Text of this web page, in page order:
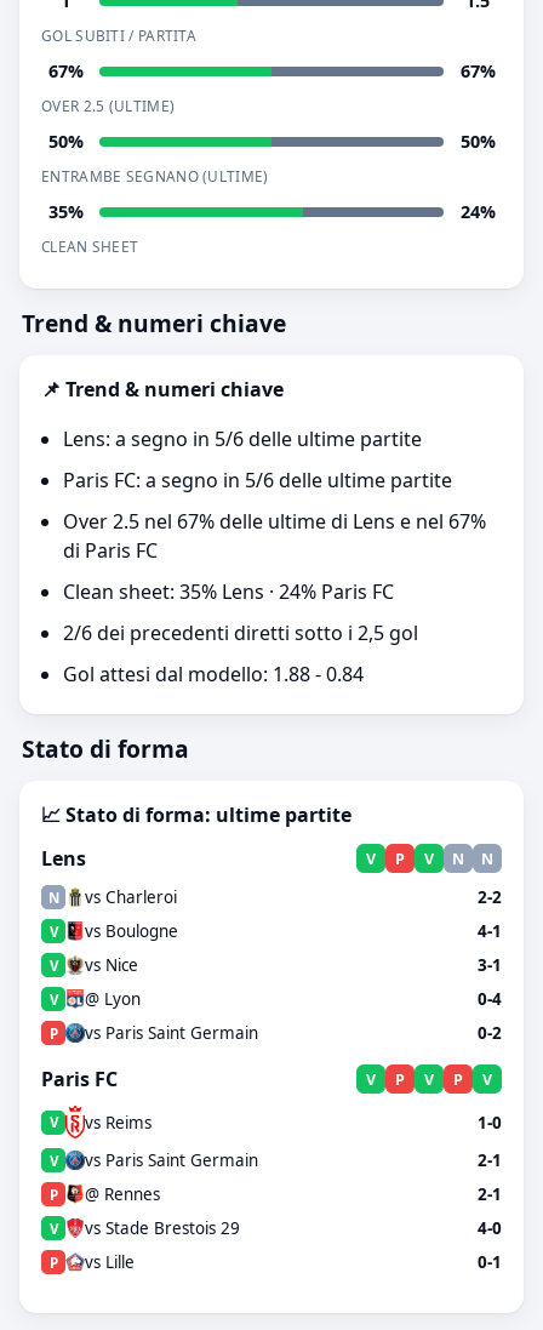
GOL SUBITI / PARTITA
67% 67%
OVER 2.5 (ULTIME)
50% 50%
ENTRAMBE SEGNANO (ULTIME)
35% 24%
CLEAN SHEET
Trend & numeri chiave
📌 Trend & numeri chiave
Lens: a segno in 5/6 delle ultime partite
Paris FC: a segno in 5/6 delle ultime partite
Over 2.5 nel 67% delle ultime di Lens e nel 67%
di Paris FC
Clean sheet: 35% Lens · 24% Paris FC
2/6 dei precedenti diretti sotto i 2,5 gol
Gol attesi dal modello: 1.88 - 0.84
Stato di forma
📈 Stato di forma: ultime partite
Lens
V P V N N
N vs Charleroi 2-2
V vs Boulogne 4-1
V vs Nice 3-1
V @ Lyon 0-4
P vs Paris Saint Germain 0-2
Paris FC V P V P V
V vs Reims 1-0
V vs Paris Saint Germain 2-1
P @ Rennes 2-1
V vs Stade Brestois 29 4-0
P vs Lille 0-1